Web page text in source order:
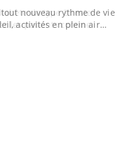
nouveau rythme de vie !
activités en plein air…